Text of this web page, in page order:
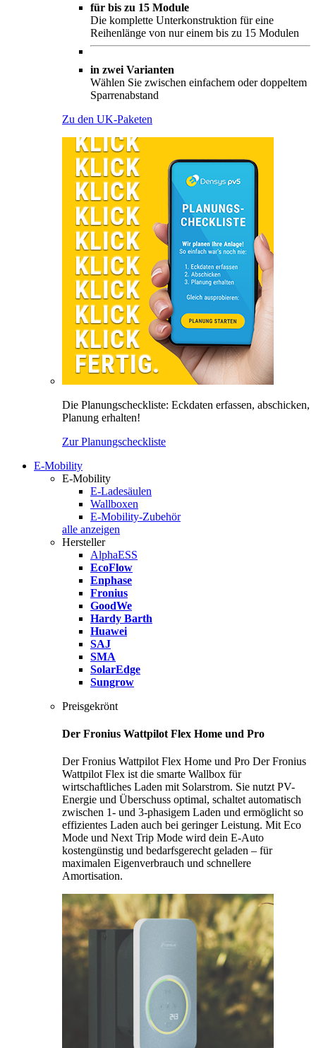
für bis zu 15 Module
Die komplette Unterkonstruktion für eine
Reihenlänge von nur einem bis zu 15 Modulen
in zwei Varianten
Wählen Sie zwischen einfachem oder doppeltem
Sparrenabstand
Zu den UK-Paketen
Die Planungscheckliste: Eckdaten erfassen, abschicken,
Planung erhalten!
Zur Planungscheckliste
E-Mobility
E-Mobility
E-Ladesäulen
Wallboxen
E-Mobility-Zubehör
alle anzeigen
Hersteller
AlphaESS
EcoFlow
Enphase
Fronius
GoodWe
Hardy Barth
Huawei
SAJ
SMA
SolarEdge
Sungrow
Preisgekrönt
Der Fronius Wattpilot Flex Home und Pro
Der Fronius Wattpilot Flex Home und Pro Der Fronius
Wattpilot Flex ist die smarte Wallbox für
wirtschaftliches Laden mit Solarstrom. Sie nutzt PV-
Energie und Überschuss optimal, schaltet automatisch
zwischen 1- und 3-phasigem Laden und ermöglicht so
effizientes Laden auch bei geringer Leistung. Mit Eco
Mode und Next Trip Mode wird dein E-Auto
kostengünstig und bedarfsgerecht geladen – für
maximalen Eigenverbrauch und schnellere
Amortisation.